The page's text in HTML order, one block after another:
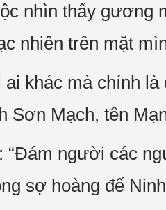
nhìn thấy
nhiên trên mặt
khác mà chính
Sơn Mạch, tên
người các
sợ hoàng đế